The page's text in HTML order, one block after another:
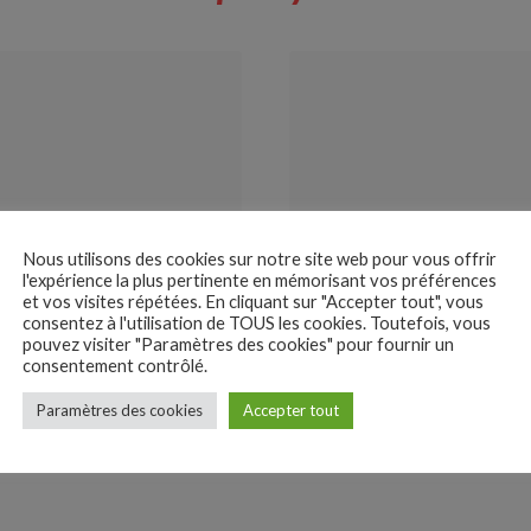
Nous utilisons des cookies sur notre site web pour vous offrir
l'expérience la plus pertinente en mémorisant vos préférences
et vos visites répétées. En cliquant sur "Accepter tout", vous
consentez à l'utilisation de TOUS les cookies. Toutefois, vous
pouvez visiter "Paramètres des cookies" pour fournir un
consentement contrôlé.
Paramètres des cookies Accepter tout